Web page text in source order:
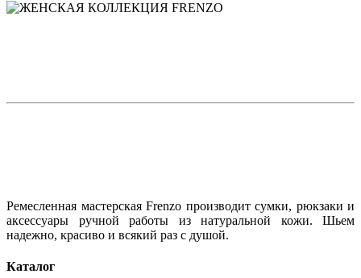
Ремесленная мастерская Frenzo производит сумки, рюкзаки и
аксессуары ручной работы из натуральной кожи. Шьем
надежно, красиво и всякий раз с душой.
Каталог